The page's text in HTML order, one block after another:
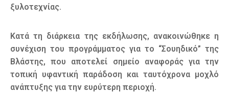
ξυλοτεχνίας.
Κατά τη διάρκεια της εκδήλωσης, ανακοινώθηκε η
συνέχιση του προγράμματος για το “Σουηδικό” της
Βλάστης, που αποτελεί σημείο αναφοράς για την
τοπική υφαντική παράδοση και ταυτόχρονα μοχλό
ανάπτυξης για την ευρύτερη περιοχή.